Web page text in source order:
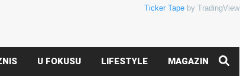
Ticker Tape by TradingView
U FOKUSU LIFESTYLE MAGAZIN